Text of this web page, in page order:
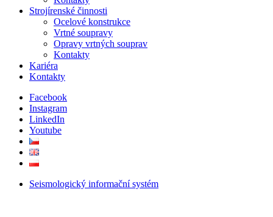
Strojírenské činnosti
Ocelové konstrukce
Vrtné soupravy
Opravy vrtných souprav
Kontakty
Kariéra
Kontakty
Facebook
Instagram
LinkedIn
Youtube
Seismologický informační systém